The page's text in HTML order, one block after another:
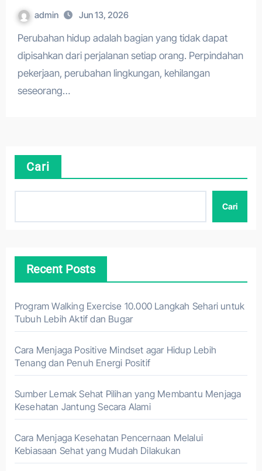
admin Jun 13, 2026
Perubahan hidup adalah bagian yang tidak dapat
dipisahkan dari perjalanan setiap orang. Perpindahan
pekerjaan, perubahan lingkungan, kehilangan
seseorang…
Cari
Cari
Recent Posts
Program Walking Exercise 10.000 Langkah Sehari untuk
Tubuh Lebih Aktif dan Bugar
Cara Menjaga Positive Mindset agar Hidup Lebih
Tenang dan Penuh Energi Positif
Sumber Lemak Sehat Pilihan yang Membantu Menjaga
Kesehatan Jantung Secara Alami
Cara Menjaga Kesehatan Pencernaan Melalui
Kebiasaan Sehat yang Mudah Dilakukan